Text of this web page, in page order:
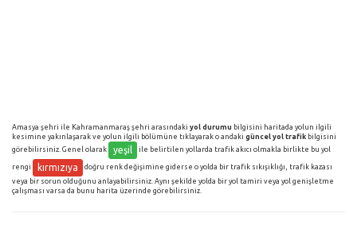
Amasya şehri ile Kahramanmaraş şehri arasındaki yol durumu bilgisini haritada yolun ilgili
kesimine yakınlaşarak ve yolun ilgili bölümüne tıklayarak o andaki güncel yol trafik bilgisini
görebilirsiniz. Genel olarak
yeşil ile belirtilen yollarda trafik akıcı olmakla birlikte bu yol
rengi kırmızıya
doğru renk değişimine giderse o yolda bir trafik sıkışıklığı, trafik kazası
veya bir sorun olduğunu anlayabilirsiniz. Aynı şekilde yolda bir yol tamiri veya yol genişletme
çalışması varsa da bunu harita üzerinde görebilirsiniz.